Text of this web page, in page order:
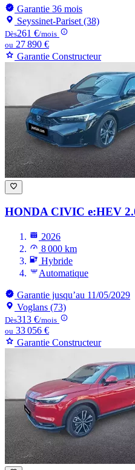
Garantie 36 mois
Seyssinet-Pariset (38)
Dès261 €/mois
ou 27 890 €
Garantie Constructeur
HONDA CIVIC e:HEV
2026
8 000 km
Hybride
Automatique
Garantie jusqu’au 11/05/2029
Voglans (73)
Dès313 €/mois
ou 33 056 €
Garantie Constructeur